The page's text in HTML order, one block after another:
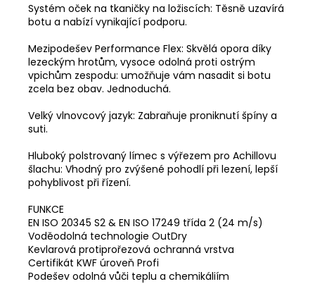
Systém oček na tkaničky na ložiscích: Těsně uzavírá
botu a nabízí vynikající podporu.
Mezipodešev Performance Flex: Skvělá opora díky
lezeckým hrotům, vysoce odolná proti ostrým
vpichům zespodu: umožňuje vám nasadit si botu
zcela bez obav. Jednoduchá.
Velký vlnovcový jazyk: Zabraňuje proniknutí špíny a
suti.
Hluboký polstrovaný límec s výřezem pro Achillovu
šlachu: Vhodný pro zvýšené pohodlí při lezení, lepší
pohyblivost při řízení.
FUNKCE
EN ISO 20345 S2 & EN ISO 17249 třída 2 (24 m/s)
Voděodolná technologie OutDry
Kevlarová protiprořezová ochranná vrstva
Certifikát KWF úroveň Profi
Podešev odolná vůči teplu a chemikáliím